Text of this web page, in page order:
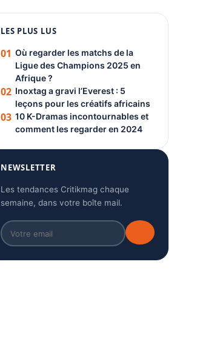
PUBLICITÉ
LES PLUS LUS
01 Où regarder les matchs de la
Ligue des Champions 2025 en
Afrique ?
02 Inoxtag a gravi l’Everest : 5
leçons pour les créatifs africains
03 10 K-Dramas incontournables et
comment les regarder en 2024
NEWSLETTER
Les tendances Critikmag chaque
semaine, dans votre boîte mail.